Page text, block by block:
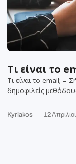
Τι είναι το
Τι είναι το email; –
δημοφιλείς
Kyriakos 12